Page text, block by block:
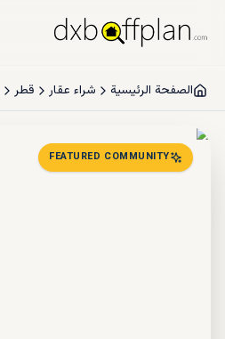
الصفحة الرئيسية شراء عقار قطر
FEATURED COMMUNITY